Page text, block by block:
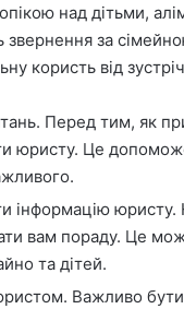
над дітьми,
звернення за
користь від
Перед тим, як
юристу. Це
інформацію
вам пораду. Це
та дітей.
Важливо